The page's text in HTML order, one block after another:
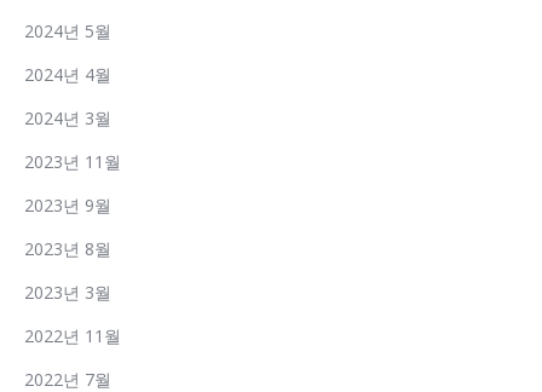
2024년 5월
2024년 4월
2024년 3월
2023년 11월
2023년 9월
2023년 8월
2023년 3월
2022년 11월
2022년 7월